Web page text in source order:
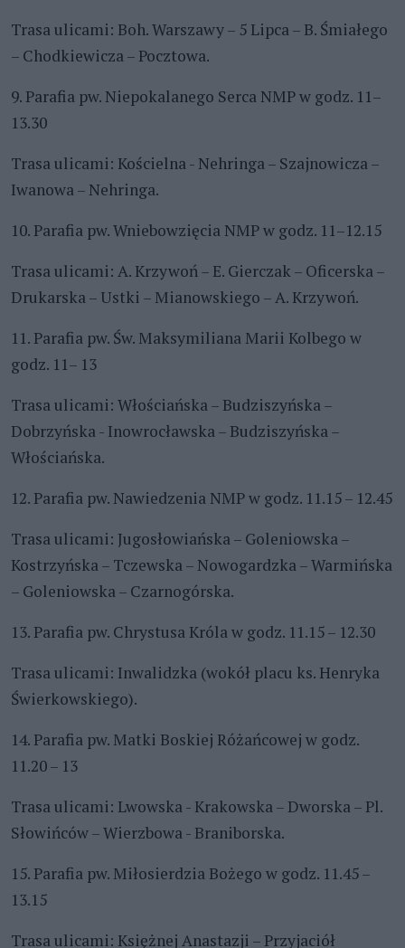
Trasa ulicami: Boh. Warszawy – 5 Lipca – B. Śmiałego
– Chodkiewicza – Pocztowa.
9. Parafia pw. Niepokalanego Serca NMP w godz. 11–
13.30
Trasa ulicami: Kościelna - Nehringa – Szajnowicza –
Iwanowa – Nehringa.
10. Parafia pw. Wniebowzięcia NMP w godz. 11–12.15
Trasa ulicami: A. Krzywoń – E. Gierczak – Oficerska –
Drukarska – Ustki – Mianowskiego – A. Krzywoń.
11. Parafia pw. Św. Maksymiliana Marii Kolbego w
godz. 11– 13
Trasa ulicami: Włościańska – Budziszyńska –
Dobrzyńska - Inowrocławska – Budziszyńska –
Włościańska.
12. Parafia pw. Nawiedzenia NMP w godz. 11.15 – 12.45
Trasa ulicami: Jugosłowiańska – Goleniowska –
Kostrzyńska – Tczewska – Nowogardzka – Warmińska
– Goleniowska – Czarnogórska.
13. Parafia pw. Chrystusa Króla w godz. 11.15 – 12.30
Trasa ulicami: Inwalidzka (wokół placu ks. Henryka
Świerkowskiego).
14. Parafia pw. Matki Boskiej Różańcowej w godz.
11.20 – 13
Trasa ulicami: Lwowska - Krakowska – Dworska – Pl.
Słowińców – Wierzbowa - Braniborska.
15. Parafia pw. Miłosierdzia Bożego w godz. 11.45 –
13.15
Trasa ulicami: Księżnej Anastazji – Przyjaciół